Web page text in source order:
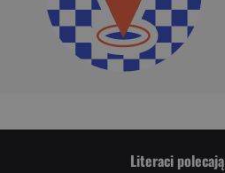
Literaci polecają